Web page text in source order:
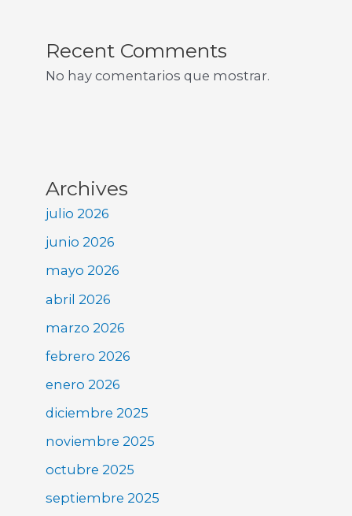
Recent Comments
No hay comentarios que mostrar.
Archives
julio 2026
junio 2026
mayo 2026
abril 2026
marzo 2026
febrero 2026
enero 2026
diciembre 2025
noviembre 2025
octubre 2025
septiembre 2025